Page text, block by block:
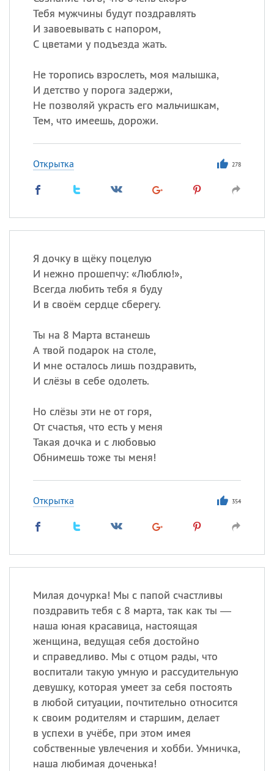
Тебя мужчины будут поздравлять
И завоевывать с напором,
С цветами у подъезда жать.
Не торопись взрослеть, моя малышка,
И детство у порога задержи,
Не позволяй украсть его мальчишкам,
Тем, что имеешь, дорожи.
Открытка 278
Я дочку в щёку поцелую
И нежно прошепчу: «Люблю!»,
Всегда любить тебя я буду
И в своём сердце сберегу.
Ты на 8 Марта встанешь
А твой подарок на столе,
И мне осталось лишь поздравить,
И слёзы в себе одолеть.
Но слёзы эти не от горя,
От счастья, что есть у меня
Такая дочка и с любовью
Обнимешь тоже ты меня!
Открытка 354
Милая дочурка! Мы с папой счастливы
поздравить тебя с 8 марта, так как ты —
наша юная красавица, настоящая
женщина, ведущая себя достойно
и справедливо. Мы с отцом рады, что
воспитали такую умную и рассудительную
девушку, которая умеет за себя постоять
в любой ситуации, почтительно относится
к своим родителям и старшим, делает
в успехи в учёбе, при этом имея
собственные увлечения и хобби. Умничка,
наша любимая доченька!